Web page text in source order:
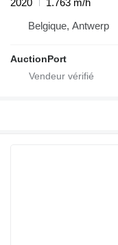
2020
1.763 m/h
Belgique, Antwerp
AuctionPort